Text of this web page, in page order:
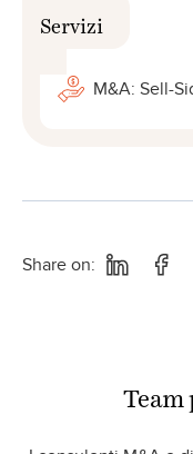
Servizi
M&A: Sell-
Share on:
Team